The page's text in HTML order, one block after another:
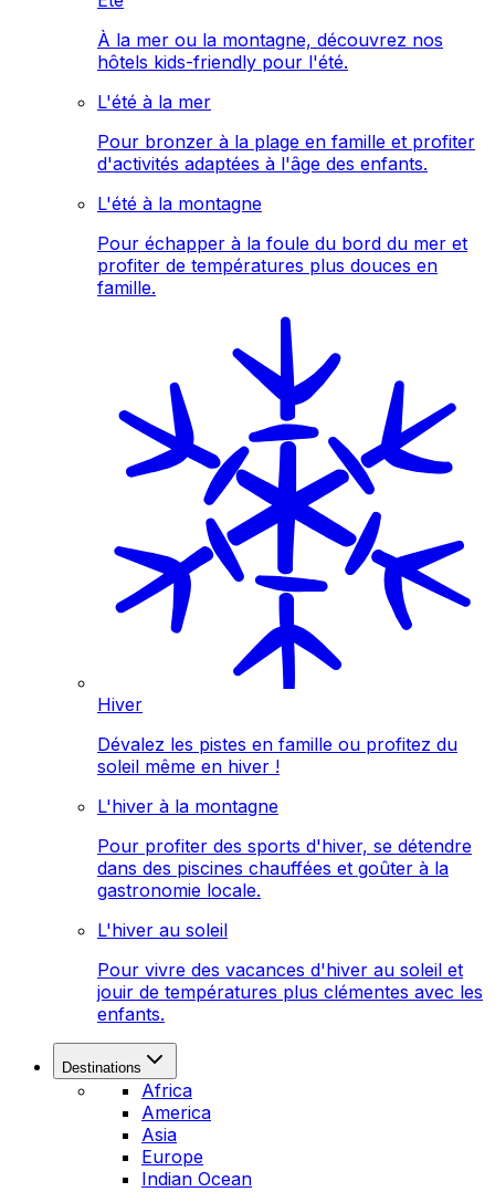
À la mer ou la montagne, découvrez nos
hôtels kids-friendly pour l'été.
L'été à la mer
Pour bronzer à la plage en famille et profiter
d'activités adaptées à l'âge des enfants.
L'été à la montagne
Pour échapper à la foule du bord du mer et
profiter de températures plus douces en
famille.
Hiver
Dévalez les pistes en famille ou profitez du
soleil même en hiver !
L'hiver à la montagne
Pour profiter des sports d'hiver, se détendre
dans des piscines chauffées et goûter à la
gastronomie locale.
L'hiver au soleil
Pour vivre des vacances d'hiver au soleil et
jouir de températures plus clémentes avec les
enfants.
Destinations
Africa
America
Asia
Europe
Indian Ocean